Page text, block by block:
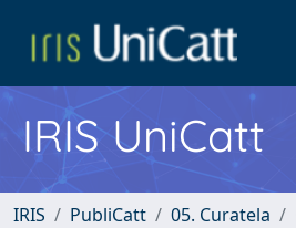
IRIS UniCatt
IRIS PubliCatt 05. Curatela